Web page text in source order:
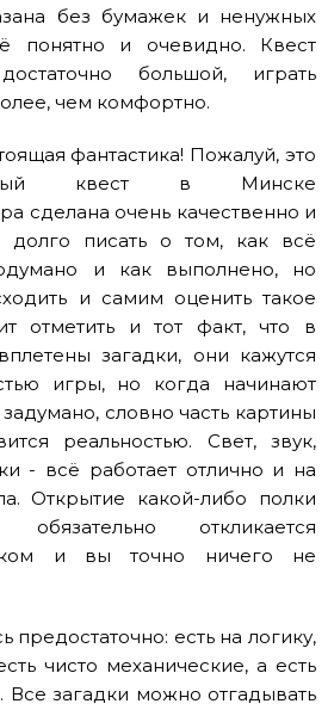
без бумажек и ненужных
понятно и очевидно. Квест
большой, играть
чем комфортно.
фантастика! Пожалуй, это
квест в Минске
сделана очень качественно и
писать о том, как всё
и как выполнено, но
и самим оценить такое
отметить и тот факт, что в
загадки, они кажутся
игры, но когда начинают
словно часть картины
реальностью. Свет, звук,
- всё работает отлично и на
Открытие какой-либо полки
откликается
и вы точно ничего не
предостаточно: есть на логику,
чисто механические, а есть
Все загадки можно отгадывать